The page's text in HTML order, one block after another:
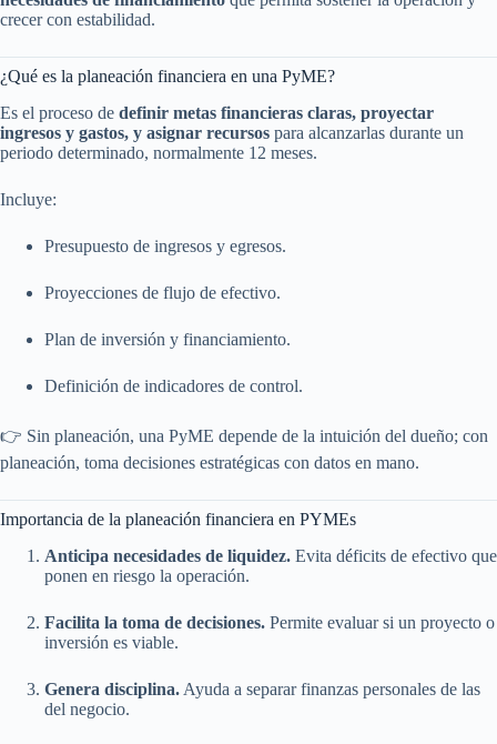
crecer con estabilidad.
¿Qué es la planeación financiera en una PyME?
Es el proceso de definir metas financieras claras, proyectar
ingresos y gastos, y asignar recursos para alcanzarlas durante un
periodo determinado, normalmente 12 meses.
Incluye:
Presupuesto de ingresos y egresos.
Proyecciones de flujo de efectivo.
Plan de inversión y financiamiento.
Definición de indicadores de control.
👉 Sin planeación, una PyME depende de la intuición del dueño; con
planeación, toma decisiones estratégicas con datos en mano.
Importancia de la planeación financiera en PYMEs
Anticipa necesidades de liquidez. Evita déficits de efectivo que
ponen en riesgo la operación.
Facilita la toma de decisiones. Permite evaluar si un proyecto o
inversión es viable.
Genera disciplina. Ayuda a separar finanzas personales de las
del negocio.